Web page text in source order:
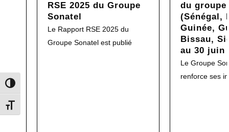
Toggle High Contrast
Toggle Font size
RSE 2025 du Groupe
Sonatel
Le Rapport RSE 2025 du
Groupe Sonatel est publié
du groupe
(Sénégal,
Guinée,
Bissau,
au 30 juin
Le Groupe
renforce ses